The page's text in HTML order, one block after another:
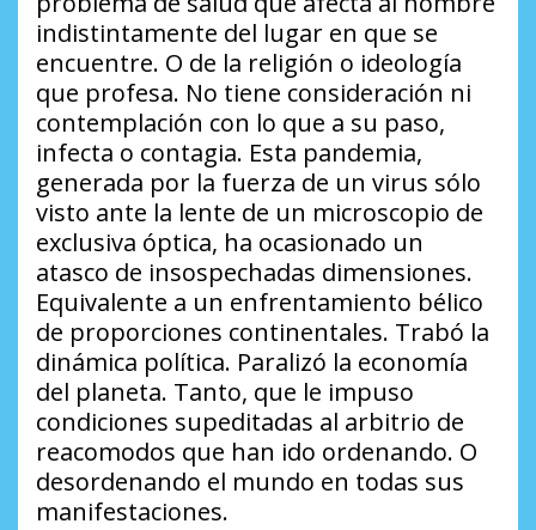
indistintamente del lugar en que se
encuentre. O de la religión o ideología
que profesa. No tiene consideración ni
contemplación con lo que a su paso,
infecta o contagia. Esta pandemia,
generada por la fuerza de un virus sólo
visto ante la lente de un microscopio de
exclusiva óptica, ha ocasionado un
atasco de insospechadas dimensiones.
Equivalente a un enfrentamiento bélico
de proporciones continentales. Trabó la
dinámica política. Paralizó la economía
del planeta. Tanto, que le impuso
condiciones supeditadas al arbitrio de
reacomodos que han ido ordenando. O
desordenando el mundo en todas sus
manifestaciones.